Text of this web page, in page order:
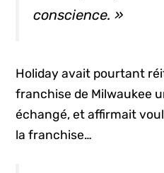
conscience. »
Holiday avait pourtant
franchise de Milwaukee
échangé, et affirmait
la franchise…